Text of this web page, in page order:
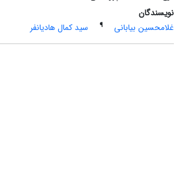
نویسندگان
غلامحسین بیابانی
¶ سید کمال هادیانفر